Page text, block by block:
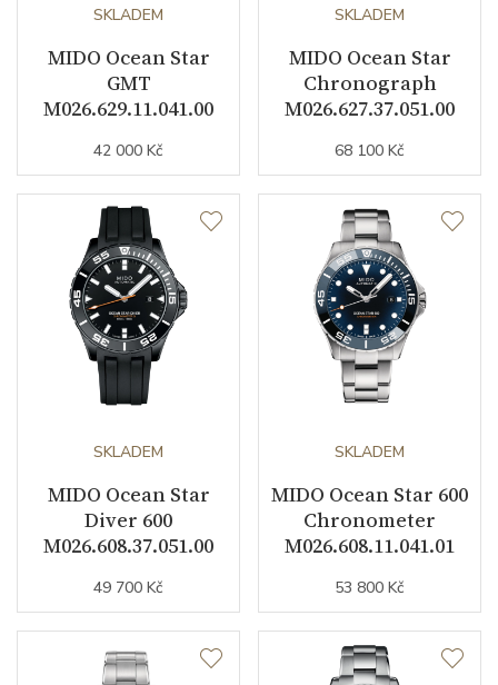
Kameny strojku
Kyvy strojku 28800
Datumovka
Sekundová ručka
Číselník
Barva číselníku černá / modrá
Indexy číselníku indexy / tečky/body
Řemínek / Spona
Materiál řemínku nerezová ocel
Barva řemínku ocelový tah
SKLADEM
MIDO Ocean Star
GMT
M026.629.11.041.00
42 000 Kč
SKLADEM
MIDO Ocean Star
Chronograph
M026.627.37.051.00
68 100 Kč
SKLADEM
MIDO Ocean Star
Diver 600
M026.608.37.051.00
49 700 Kč
SKLADEM
MIDO Ocean Star 600
Chronometer
M026.608.11.041.01
53 800 Kč